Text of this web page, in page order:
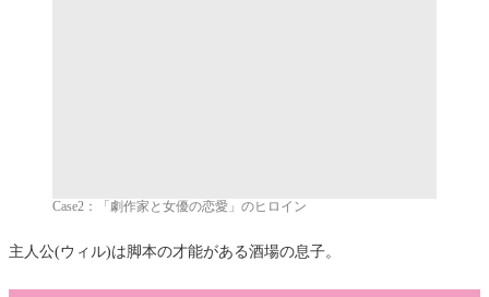
Case2：「劇作家と女優の恋愛」のヒロイン
主人公(ウィル)は脚本の才能がある酒場の息子。